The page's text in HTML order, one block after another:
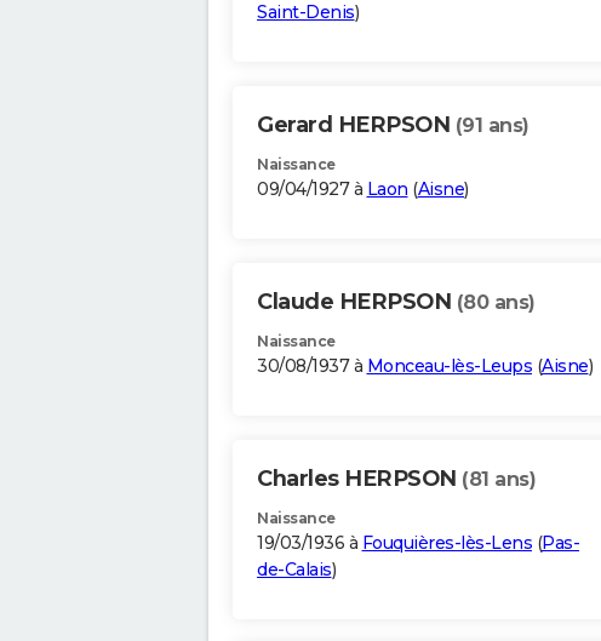
Saint-Denis)
Gerard HERPSON (91 ans)
Naissance
09/04/1927 à Laon (Aisne)
Claude HERPSON (80 ans)
Naissance
30/08/1937 à Monceau-lès-Leups (Aisne)
Charles HERPSON (81 ans)
Naissance
19/03/1936 à Fouquières-lès-Lens (Pas-
de-Calais)